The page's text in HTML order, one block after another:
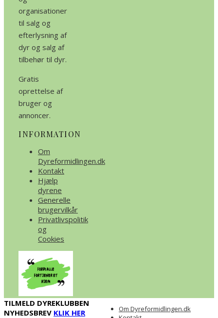
organisationer
til salg og
efterlysning af
dyr og salg af
tilbehør til dyr.
Gratis
oprettelse af
bruger og
annoncer.
INFORMATION
Om
Dyreformidlingen.dk
Kontakt
Hjælp
dyrene
Generelle
brugervilkår
Privatlivspolitik
og
Cookies
Om Dyreformidlingen.dk
TILMELD DYREKLUBBEN
NYHEDSBREV KLIK HER